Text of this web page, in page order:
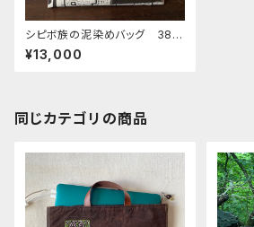
シピボ族の泥染めバッグ 38x
29cm 黒ポケット付き マグ
ネットホック
¥13,000
同じカテゴリの商品